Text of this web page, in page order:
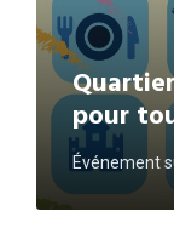
pour
Événement